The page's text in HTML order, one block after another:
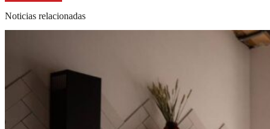
Noticias relacionadas